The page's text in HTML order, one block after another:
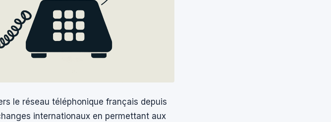
le réseau téléphonique français depuis
internationaux en permettant aux